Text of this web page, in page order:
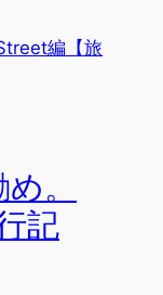
。
記